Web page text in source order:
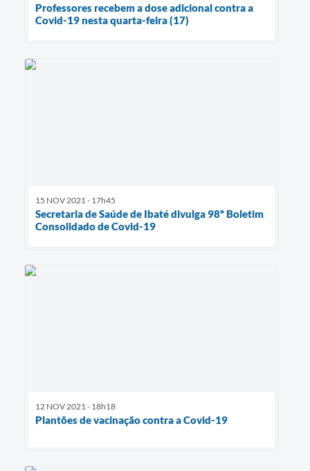
Professores recebem a dose adicional contra a
Covid-19 nesta quarta-feira (17)
15 NOV 2021 - 17h45
Secretaria de Saúde de Ibaté divulga 98º Boletim
Consolidado de Covid-19
12 NOV 2021 - 18h18
Plantões de vacinação contra a Covid-19